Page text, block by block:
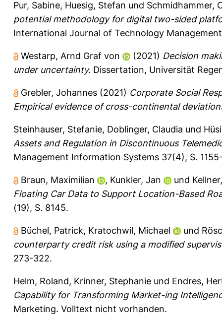
Pur, Sabine, Huesig, Stefan und Schmidhammer,
potential methodology for digital two-sided
International Journal of Technology
Westarp, Arnd Graf von (2021) Decision
under uncertainty. Dissertation, Universität
Grebler, Johannes (2021) Corporate Social
Empirical evidence of cross-continental
Steinhauser, Stefanie, Doblinger, Claudia und
Assets and Regulation in Discontinuous
Management Information Systems 37(4), S.
Braun, Maximilian , Kunkler, Jan und
Floating Car Data to Support Location-Based
(19), S. 8145.
Büchel, Patrick, Kratochwil, Michael und
counterparty credit risk using a modified
273-322.
Helm, Roland, Krinner, Stephanie und Endres,
Capability for Transforming Market-ing
Marketing. Volltext nicht vorhanden.